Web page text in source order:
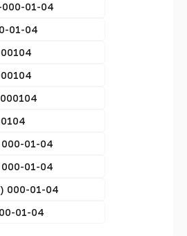
000-01-04
01-04
01-04
01-04
000-01-04
01-04